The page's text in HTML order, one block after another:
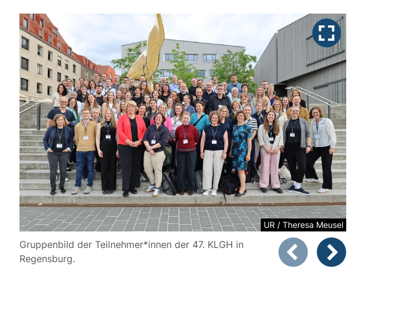
UR / Theresa Meusel
Gruppenbild der Teilnehmer*innen der 47. KLGH in
Regensburg.
Zeigt Folie 1 von 6